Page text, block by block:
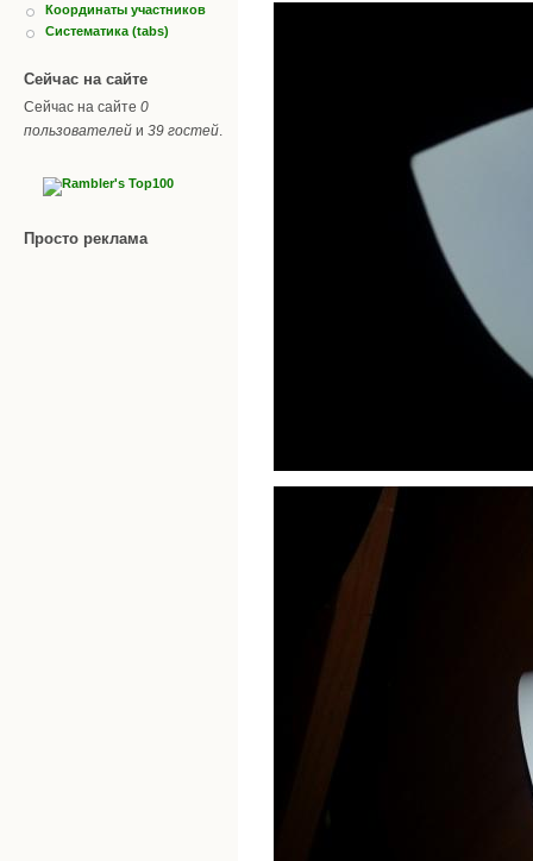
Координаты участников
Систематика (tabs)
Сейчас на сайте
Сейчас на сайте 0
пользователей и 39 гостей
Просто реклама